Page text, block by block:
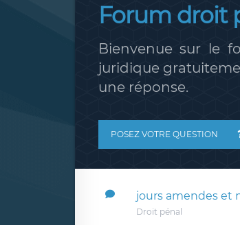
Forum droit
Bienvenue sur le
juridique
une réponse.
POSEZ VOTRE QUESTION
jours amendes et
Droit pénal